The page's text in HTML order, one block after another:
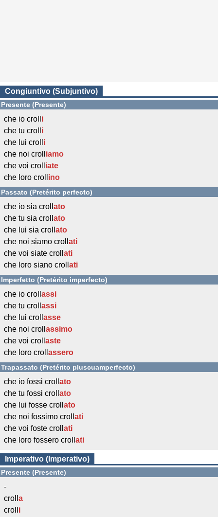
Congiuntivo (Subjuntivo)
Presente (Presente)
che io croll i
che tu croll i
che lui croll i
che noi croll iamo
che voi croll iate
che loro croll ino
Passato (Pretérito perfecto)
che io sia croll ato
che tu sia croll ato
che lui sia croll ato
che noi siamo croll ati
che voi siate croll ati
che loro siano croll ati
Imperfetto (Pretérito imperfecto)
che io croll assi
che tu croll assi
che lui croll asse
che noi croll assimo
che voi croll aste
che loro croll assero
Trapassato (Pretérito pluscuamperfecto)
che io fossi croll ato
che tu fossi croll ato
che lui fosse croll ato
che noi fossimo croll ati
che voi foste croll ati
che loro fossero croll ati
Imperativo (Imperativo)
Presente (Presente)
-
croll a
croll i